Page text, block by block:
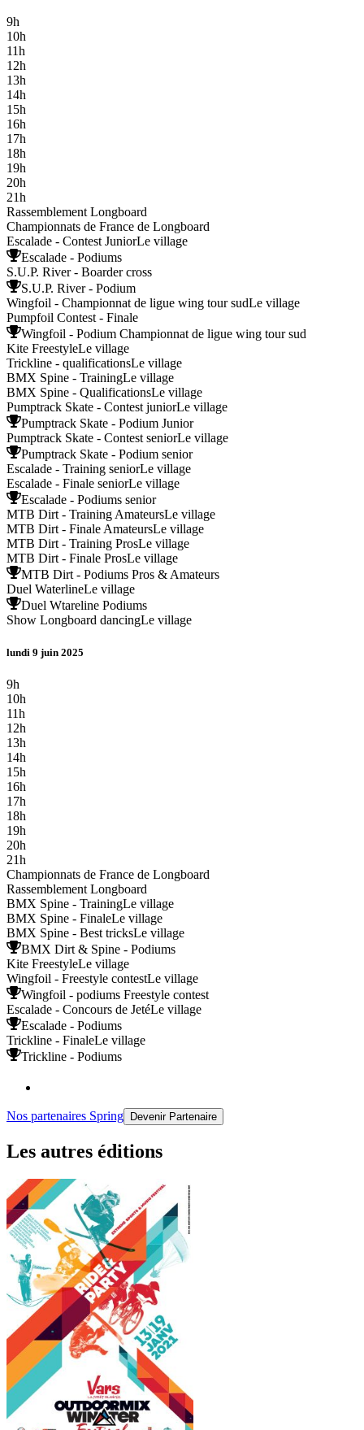
9h
10h
11h
12h
13h
14h
15h
16h
17h
18h
19h
20h
21h
Rassemblement Longboard
Championnats de France de Longboard
Escalade - Contest JuniorLe village
Escalade - Podiums
S.U.P. River - Boarder cross
S.U.P. River - Podium
Wingfoil - Championnat de ligue wing tour sudLe village
Pumpfoil Contest - Finale
Wingfoil - Podium Championnat de ligue wing tour sud
Kite FreestyleLe village
Trickline - qualificationsLe village
BMX Spine - TrainingLe village
BMX Spine - QualificationsLe village
Pumptrack Skate - Contest juniorLe village
Pumptrack Skate - Podium Junior
Pumptrack Skate - Contest seniorLe village
Pumptrack Skate - Podium senior
Escalade - Training seniorLe village
Escalade - Finale seniorLe village
Escalade - Podiums senior
MTB Dirt - Training AmateursLe village
MTB Dirt - Finale AmateursLe village
MTB Dirt - Training ProsLe village
MTB Dirt - Finale ProsLe village
MTB Dirt - Podiums Pros & Amateurs
Duel WaterlineLe village
Duel Wtareline Podiums
Show Longboard dancingLe village
lundi 9 juin 2025
9h
10h
11h
12h
13h
14h
15h
16h
17h
18h
19h
20h
21h
Championnats de France de Longboard
Rassemblement Longboard
BMX Spine - TrainingLe village
BMX Spine - FinaleLe village
BMX Spine - Best tricksLe village
BMX Dirt & Spine - Podiums
Kite FreestyleLe village
Wingfoil - Freestyle contestLe village
Wingfoil - podiums Freestyle contest
Escalade - Concours de JetéLe village
Escalade - Podiums
Trickline - FinaleLe village
Trickline - Podiums
Nos partenaires Spring Devenir Partenaire
Les autres éditions